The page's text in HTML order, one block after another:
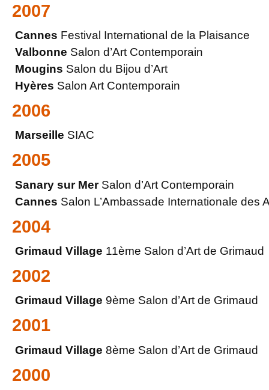
2007
Cannes Festival International de la Plaisance
Valbonne Salon d’Art Contemporain
Mougins Salon du Bijou d’Art
Hyères Salon Art Contemporain
2006
Marseille SIAC
2005
Sanary sur MerSalon d’Art Contemporain
Cannes Salon L’Ambassade Internationale des
2004
Grimaud Village 11ème Salon d’Art de Grimaud
2002
Grimaud Village 9ème Salon d’Art de Grimaud
2001
Grimaud Village 8ème Salon d’Art de Grimaud
2000